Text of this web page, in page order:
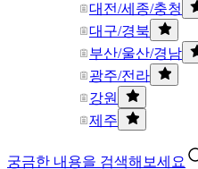
대전/세종/충청
대구/경북
부산/울산/경남
광주/전라
강원
제주
궁금한 내용을 검색해보세요